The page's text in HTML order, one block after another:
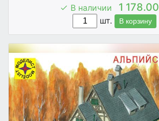
В наличии 1 178.00
шт.
В корзину